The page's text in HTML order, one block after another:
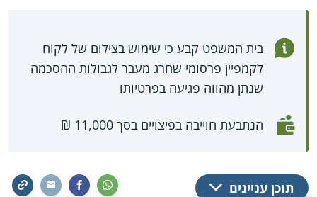
בית המשפט קבע כי שימוש בצילום של לקוח
לקמפיין פרסומי שחרג מעבר לגבולות ההסכמה
שנתן מהווה פגיעה בפרטיותו
הנתבעת חוייבה בפיצויים בסך 11,000 ₪
תוכן עניינים